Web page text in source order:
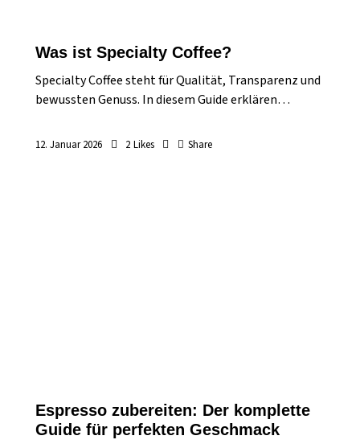
Was ist Specialty Coffee?
Specialty Coffee steht für Qualität, Transparenz und
bewussten Genuss. In diesem Guide erklären…
12. Januar 2026 2 Likes Share
Espresso zubereiten: Der komplette
Guide für perfekten Geschmack